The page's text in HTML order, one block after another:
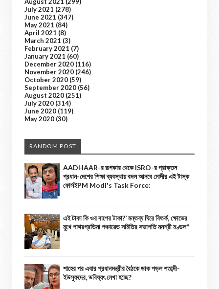
August 2021 (299)
July 2021 (278)
June 2021 (347)
May 2021 (84)
April 2021 (8)
March 2021 (3)
February 2021 (7)
January 2021 (60)
December 2020 (116)
November 2020 (246)
October 2020 (59)
September 2020 (56)
August 2020 (251)
July 2020 (314)
June 2020 (119)
May 2020 (30)
RANDOM POST
AADHAAR-র রূপকার থেকে ISRO-র প্রাক্তন
প্রধান-দেশের শিক্ষা ব্যবস্থায় বদল আনবে মোদীর এই টাস্ক
ফোর্সইPM Modi's Task Force:
এই টাকা কি ওর বাপের টাকা?’ মন্তব্য ঘিরে বিতর্ক, ক্ষোভের
মুখে পাথরপ্রতিমা পঞ্চায়েত সমিতির সভাপতি মনশ্রী মণ্ডল"
শাহের পর এবার প্রধানমন্ত্রীর বৈঠকে ডাক পড়ল শতাব্দী-
ইউসুফদের, ভবিষ্যৎ লেখা হচ্ছে?